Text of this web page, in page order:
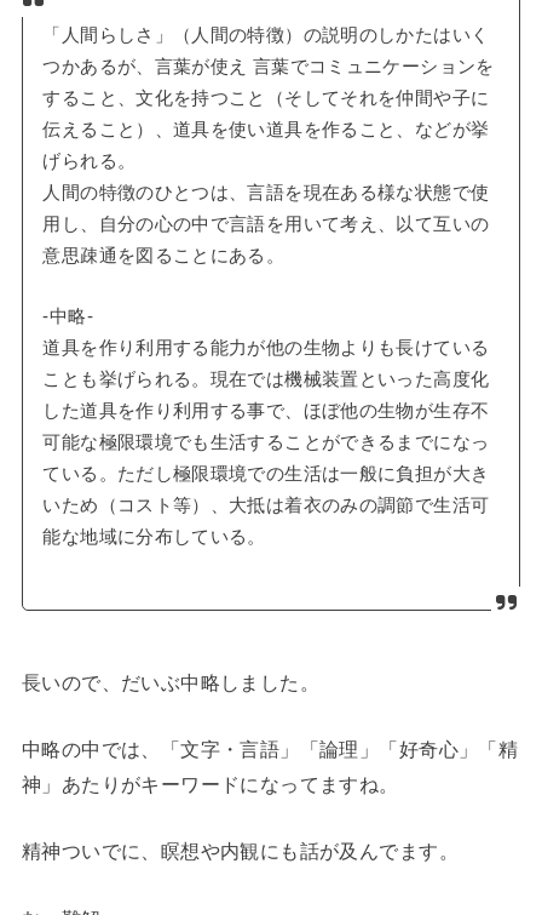
「人間らしさ」（人間の特徴）の説明のしかたはいく
つかあるが、言葉が使え 言葉でコミュニケーションを
すること、文化を持つこと（そしてそれを仲間や子に
伝えること）、道具を使い道具を作ること、などが挙
げられる。
人間の特徴のひとつは、言語を現在ある様な状態で使
用し、自分の心の中で言語を用いて考え、以て互いの
意思疎通を図ることにある。
-中略-
道具を作り利用する能力が他の生物よりも長けている
ことも挙げられる。現在では機械装置といった高度化
した道具を作り利用する事で、ほぼ他の生物が生存不
可能な極限環境でも生活することができるまでになっ
ている。ただし極限環境での生活は一般に負担が大き
いため（コスト等）、大抵は着衣のみの調節で生活可
能な地域に分布している。
長いので、だいぶ中略しました。
中略の中では、「文字・言語」「論理」「好奇心」「精
神」あたりがキーワードになってますね。
精神ついでに、瞑想や内観にも話が及んでます。